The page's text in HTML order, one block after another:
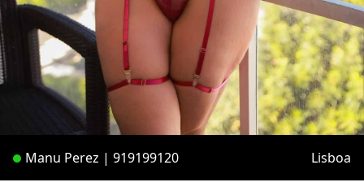
Manu Perez | 919199120 Lisboa